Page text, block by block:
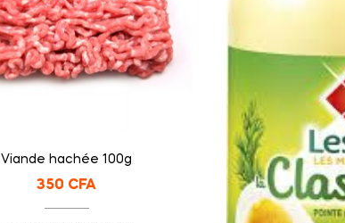
Viande hachée 100g
350 CFA